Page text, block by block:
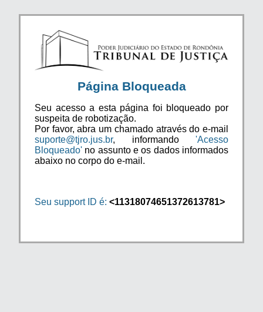
Página Bloqueada
Seu acesso a esta página foi bloqueado por
suspeita de robotização.
Por favor, abra um chamado através do e-mail
suporte@tjro.jus.br, informando 'Acesso
Bloqueado' no assunto e os dados informados
abaixo no corpo do e-mail.
Seu support ID é: <11318074651372613781>